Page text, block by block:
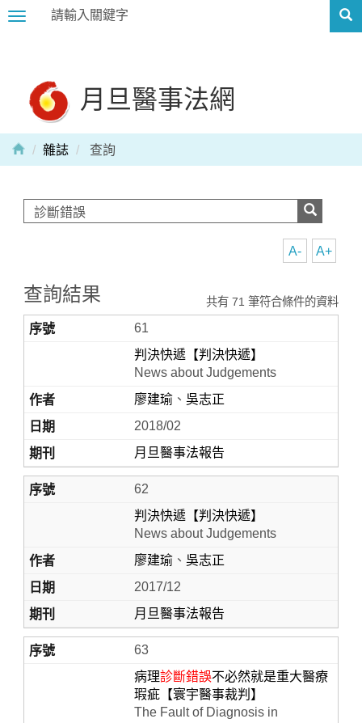
Toggle
月旦醫事法網
雜誌 查詢
A+
A-
查詢結果 共有 71 筆符合條件的資料
61
判決快遞【判決快遞】
News about Judgements
廖建瑜、 吳志正
2018/02
月旦醫事法報告
62
判決快遞【判決快遞】
News about Judgements
廖建瑜、 吳志正
2017/12
月旦醫事法報告
63
病理診斷錯誤不必然就是重大醫療
瑕疵【寰宇醫事裁判】
The Fault of Diagnosis in